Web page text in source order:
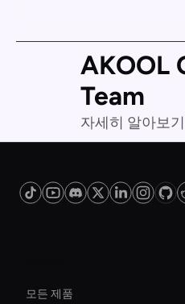
AKOOL
Team
자세히 알아보기
모든 제품